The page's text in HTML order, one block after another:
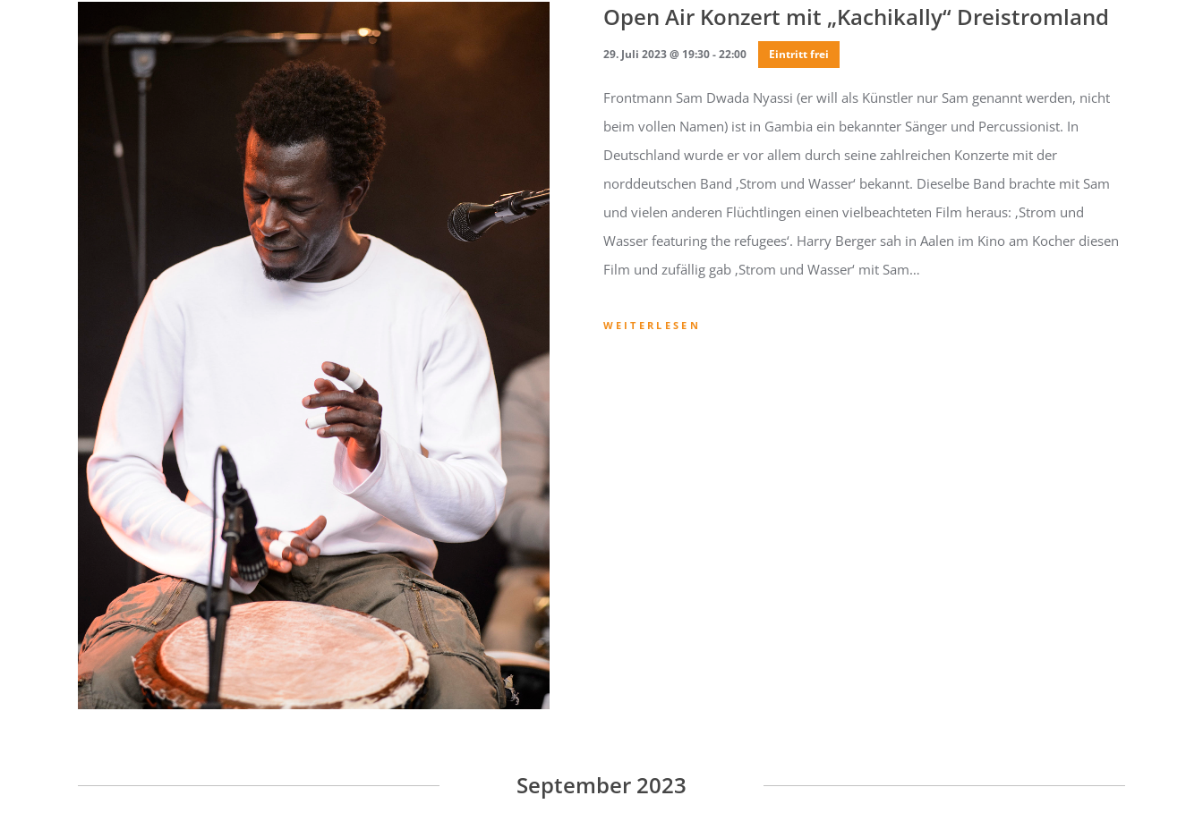
Open Air Konzert mit „Kachikally“ Dreistromland
29. Juli 2023 @ 19:30-22:00 Eintritt frei
Frontmann Sam Dwada Nyassi (er will als Künstler nur Sam genannt werden, nicht
beim vollen Namen) ist in Gambia ein bekannter Sänger und Percussionist. In
Deutschland wurde er vor allem durch seine zahlreichen Konzerte mit der
norddeutschen Band ‚Strom und Wasser‘ bekannt. Dieselbe Band brachte mit Sam
und vielen anderen Flüchtlingen einen vielbeachteten Film heraus: ‚Strom und
Wasser featuring the refugees‘. Harry Berger sah in Aalen im Kino am Kocher diesen
Film und zufällig gab ‚Strom und Wasser‘ mit Sam…
WEITERLESEN
September 2023